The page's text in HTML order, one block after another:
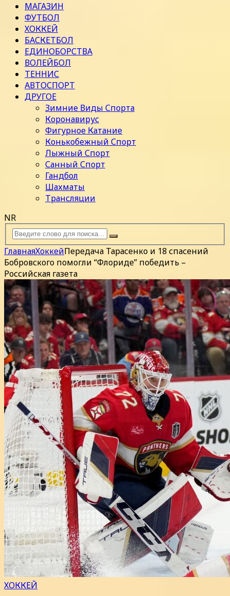
МАГАЗИН
ФУТБОЛ
ХОККЕЙ
БАСКЕТБОЛ
ЕДИНОБОРСТВА
ВОЛЕЙБОЛ
ТЕННИС
АВТОСПОРТ
ДРУГОЕ
Зимние Виды Спорта
Коронавирус
Фигурное Катание
Конькобежный Спорт
Лыжный Спорт
Санный Спорт
Гандбол
Шахматы
Трансляции
NR
ГлавнаяХоккейПередача Тарасенко и 18 спасений
Бобровского помогли “Флориде” победить –
Российская газета
ХОККЕЙ